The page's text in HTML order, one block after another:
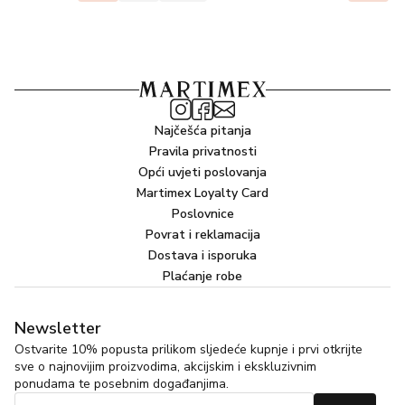
Najčešća pitanja
Pravila privatnosti
Opći uvjeti poslovanja
Martimex Loyalty Card
Poslovnice
Povrat i reklamacija
Dostava i isporuka
Plaćanje robe
Newsletter
Ostvarite 10% popusta prilikom sljedeće kupnje i prvi otkrijte
sve o najnovijim proizvodima, akcijskim i ekskluzivnim
ponudama te posebnim događanjima.